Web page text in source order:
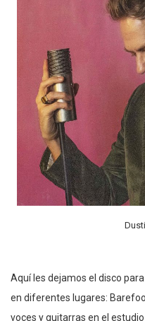
Aquí les dejamos el disco
en diferentes lugares:
voces y guitarras en el